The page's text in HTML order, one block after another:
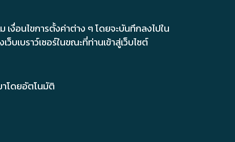
เงื่อนไขการตั้งค่าต่าง ๆ โดยจะบันทึกลงไปใน
เบราว์เซอร์ในขณะที่ท่านเข้าสู่เว็บไซต์
าโดยอัตโนมัติ